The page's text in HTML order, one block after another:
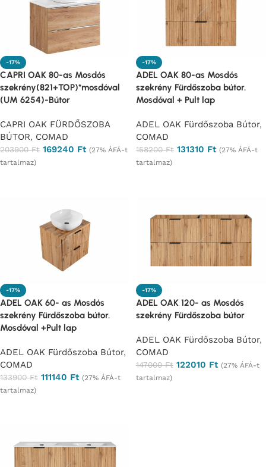
-17%
CAPRI OAK 80-as Mosdós
szekrény(821+TOP)*mosdóval
(UM 6254)-Bútor
CAPRI OAK FÜRDŐSZOBA
BÚTOR, COMAD
203900Ft 169240 Ft (27% ÁFÁ-t
tartalmaz)
-17%
ADEL OAK 80-as Mosdós
szekrény Fürdőszoba bútor.
Mosdóval + Pult lap
ADEL OAK Fürdőszoba Bútor,
COMAD
158200Ft 131310 Ft (27% ÁFÁ-t
tartalmaz)
-17%
ADEL OAK 60- as Mosdós
szekrény Fürdőszoba bútor.
Mosdóval +Pult lap
ADEL OAK Fürdőszoba Bútor,
COMAD
133900Ft 111140 Ft (27% ÁFÁ-t
tartalmaz)
-17%
ADEL OAK 120- as Mosdós
szekrény Fürdőszoba bútor
ADEL OAK Fürdőszoba Bútor,
COMAD
147000Ft 122010 Ft (27% ÁFÁ-t
tartalmaz)